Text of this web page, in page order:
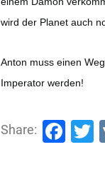
wird der Planet auch
Anton muss einen
Imperator werden!
Share: